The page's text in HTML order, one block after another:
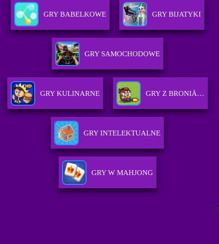
GRY BABELKOWE GRY BIJATYKI
GRY SAMOCHODOWE
GRY KULINARNE GRY Z BRONIÄ…
GRY INTELEKTUALNE
GRY W MAHJONG